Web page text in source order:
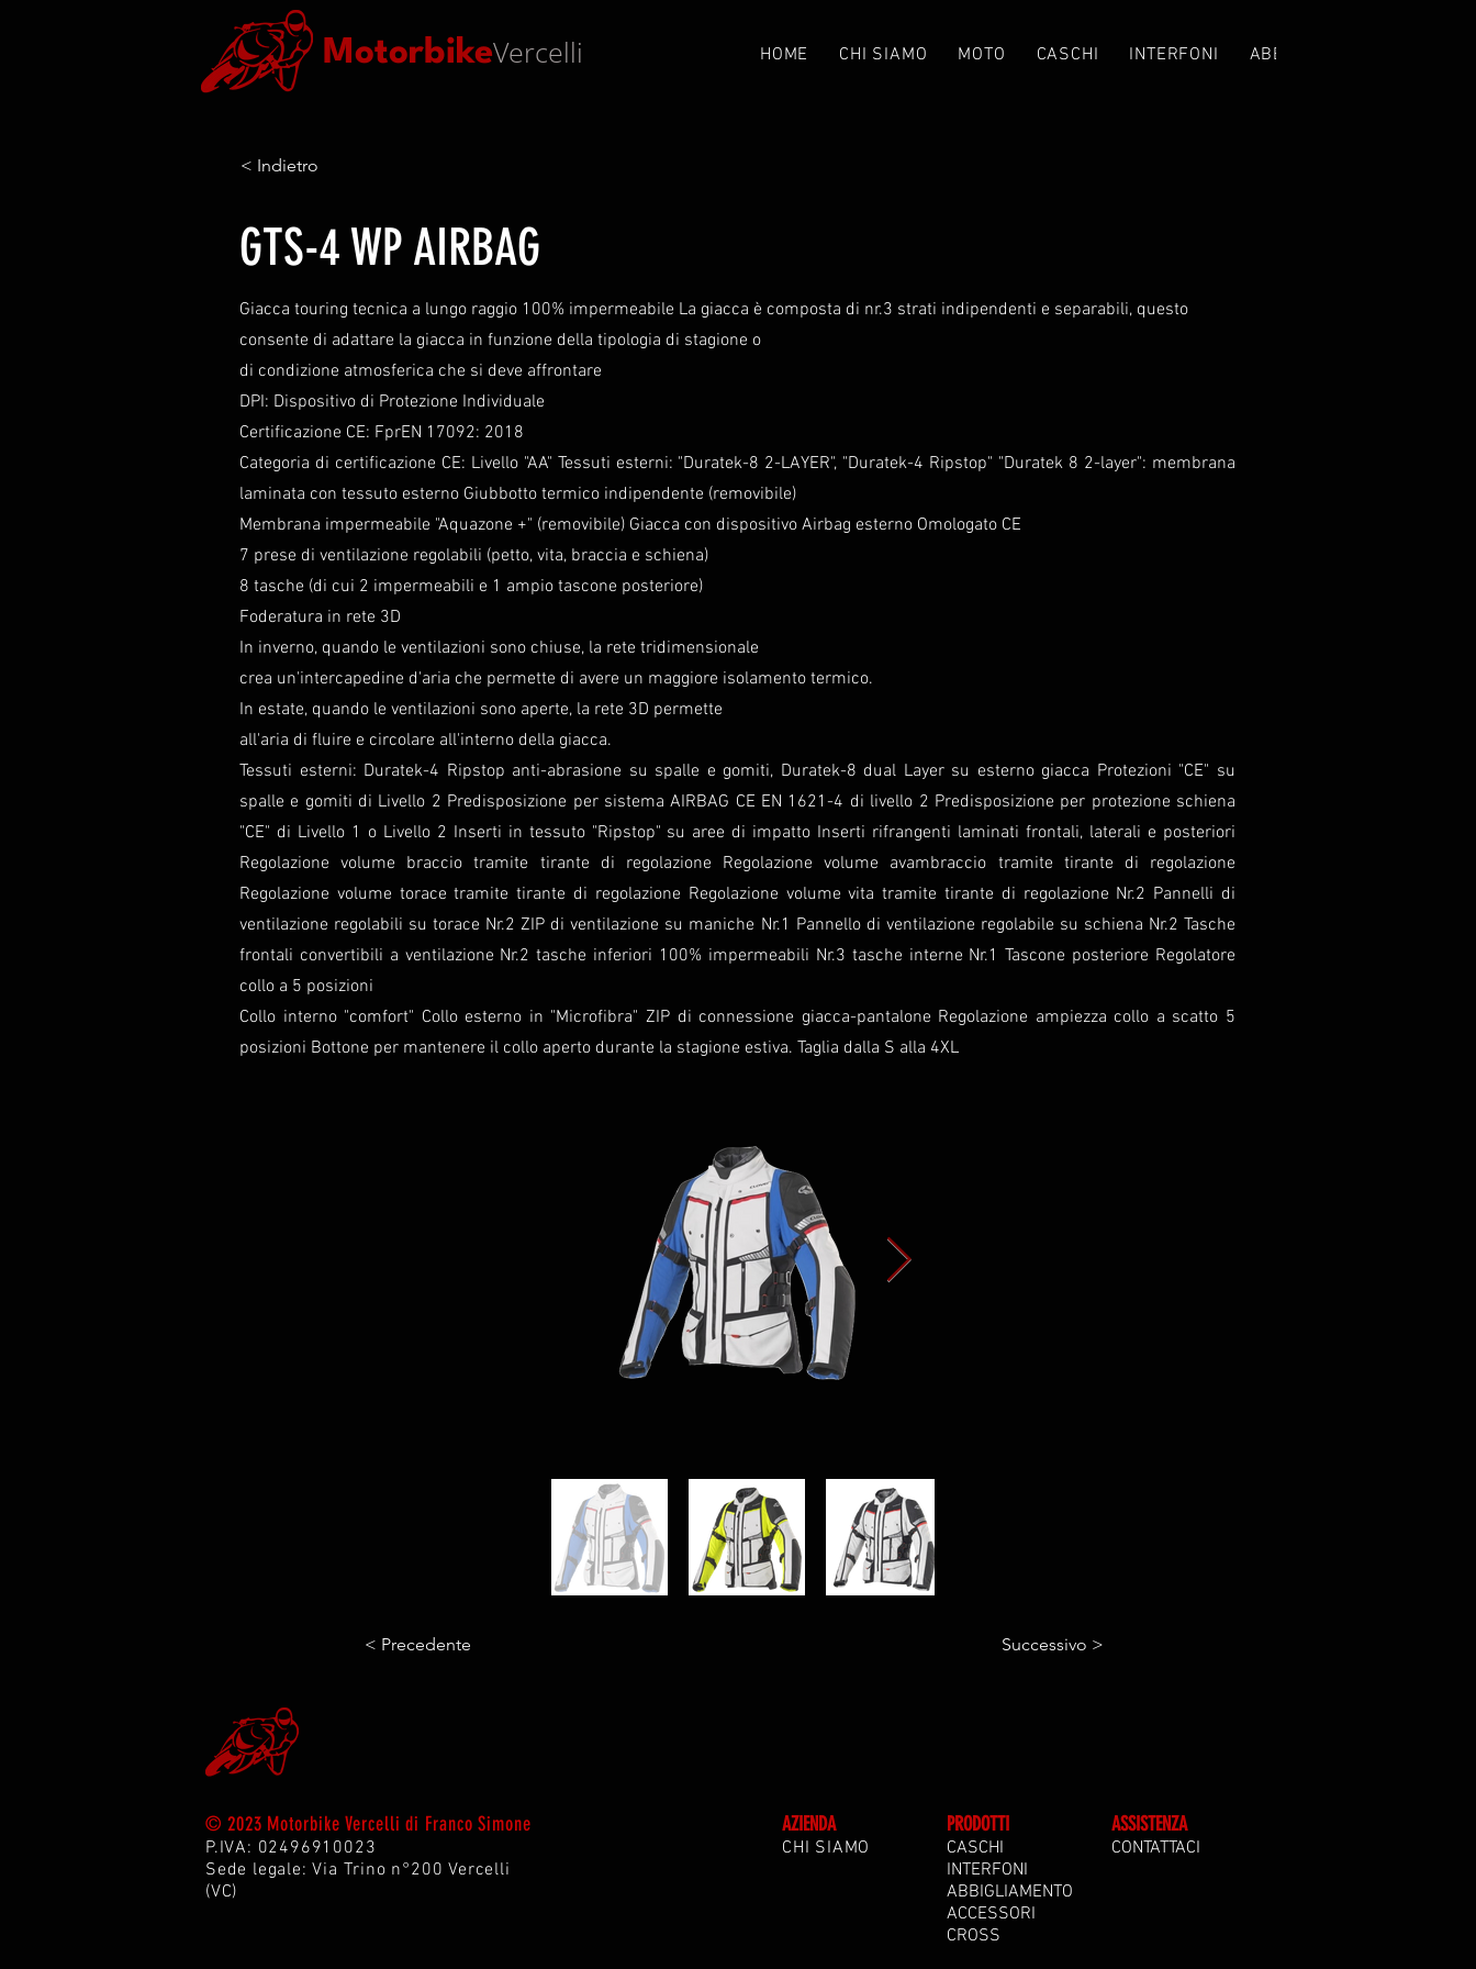
MotorbikeVercelli HOME CHI SIAMO MOTO CASCHI INTERFONI ABBIGLIAMENTO
< Indietro
GTS-4 WP AIRBAG
Giacca touring tecnica a lungo raggio 100% impermeabile La giacca è composta di nr.3 strati indipendenti e separabili, questo
consente di adattare la giacca in funzione della tipologia di stagione o
di condizione atmosferica che si deve affrontare
DPI: Dispositivo di Protezione Individuale
Certificazione CE: FprEN 17092: 2018
Categoria di certificazione CE: Livello "AA" Tessuti esterni: "Duratek-8 2-LAYER", "Duratek-4 Ripstop" "Duratek 8 2-layer": membrana
laminata con tessuto esterno Giubbotto termico indipendente (removibile)
Membrana impermeabile "Aquazone +" (removibile) Giacca con dispositivo Airbag esterno Omologato CE
7 prese di ventilazione regolabili (petto, vita, braccia e schiena)
8 tasche (di cui 2 impermeabili e 1 ampio tascone posteriore)
Foderatura in rete 3D
In inverno, quando le ventilazioni sono chiuse, la rete tridimensionale
crea un'intercapedine d'aria che permette di avere un maggiore isolamento termico.
In estate, quando le ventilazioni sono aperte, la rete 3D permette
all'aria di fluire e circolare all'interno della giacca.
Tessuti esterni: Duratek-4 Ripstop anti-abrasione su spalle e gomiti, Duratek-8 dual Layer su esterno giacca Protezioni "CE" su
spalle e gomiti di Livello 2 Predisposizione per sistema AIRBAG CE EN 1621-4 di livello 2 Predisposizione per protezione schiena
"CE" di Livello 1 o Livello 2 Inserti in tessuto "Ripstop" su aree di impatto Inserti rifrangenti laminati frontali, laterali e posteriori
Regolazione volume braccio tramite tirante di regolazione Regolazione volume avambraccio tramite tirante di regolazione
Regolazione volume torace tramite tirante di regolazione Regolazione volume vita tramite tirante di regolazione Nr.2 Pannelli di
ventilazione regolabili su torace Nr.2 ZIP di ventilazione su maniche Nr.1 Pannello di ventilazione regolabile su schiena Nr.2 Tasche
frontali convertibili a ventilazione Nr.2 tasche inferiori 100% impermeabili Nr.3 tasche interne Nr.1 Tascone posteriore Regolatore
collo a 5 posizioni
Collo interno "comfort" Collo esterno in "Microfibra" ZIP di connessione giacca-pantalone Regolazione ampiezza collo a scatto 5
posizioni Bottone per mantenere il collo aperto durante la stagione estiva. Taglia dalla S alla 4XL
< Precedente Successivo >
© 2023 Motorbike Vercelli di Franco Simone
P.IVA: 02496910023
Sede legale: Via Trino n°200 Vercelli
(VC)
AZIENDA
CHI SIAMO
PRODOTTI
CASCHI
INTERFONI
ABBIGLIAMENTO
ACCESSORI
CROSS
ASSISTENZA
CONTATTACI